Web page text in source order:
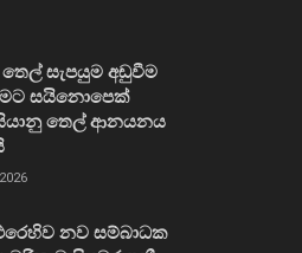
තෙල් සැපයුම අඩුවීම
සයිනොපෙක්
තෙල් ආනයනය
නව සම්බාධක